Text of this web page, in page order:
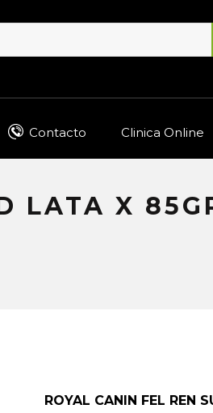
Contacto Clinica Online
LATA X
ROYAL CANIN FEL REN